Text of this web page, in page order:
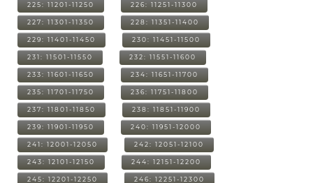
225: 11201-11250 226: 11251-11300
227: 11301-11350 228: 11351-11400
229: 11401-11450 230: 11451-11500
231: 11501-11550 232: 11551-11600
233: 11601-11650 234: 11651-11700
235: 11701-11750 236: 11751-11800
237: 11801-11850 238: 11851-11900
239: 11901-11950 240: 11951-12000
241: 12001-12050 242: 12051-12100
243: 12101-12150 244: 12151-12200
245: 12201-12250 246: 12251-12300